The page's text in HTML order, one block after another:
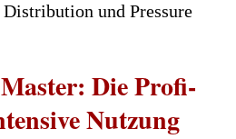
und Pressure
Die Profi-
Nutzung